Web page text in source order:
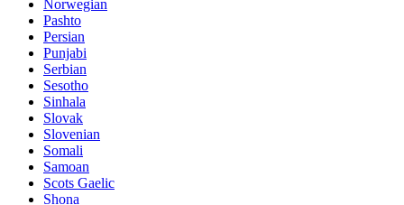
Norwegian
Pashto
Persian
Punjabi
Serbian
Sesotho
Sinhala
Slovak
Slovenian
Somali
Samoan
Scots Gaelic
Shona